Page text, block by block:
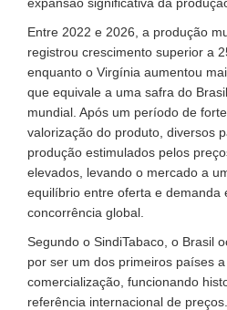
Entre 2022 e 2026, a produção
registrou crescimento superior a
enquanto o Virgínia aumentou
que equivale a uma safra do
mundial. Após um período de
valorização do produto, diversos
produção estimulados pelos
elevados, levando o mercado a
equilíbrio entre oferta e demanda
concorrência global.
Segundo o SindiTabaco, o Brasil
por ser um dos primeiros países
comercialização, funcionando
referência internacional de